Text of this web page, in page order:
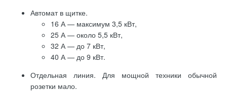
Автомат в щитке.
16 А — максимум 3,5 кВт,
25 А — около 5,5 кВт,
32 А — до 7 кВт,
40 А — до 9 кВт.
Отдельная линия. Для мощной техники обычной
розетки мало.